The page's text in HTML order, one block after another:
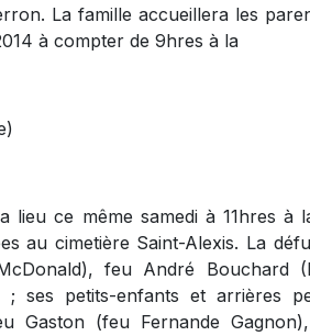
La famille accueillera les
à compter de 9hres à la
lieu ce même samedi à 11hres à
au cimetière Saint-Alexis. La
feu André Bouchard
; ses petits-enfants et arrières
(feu Fernande